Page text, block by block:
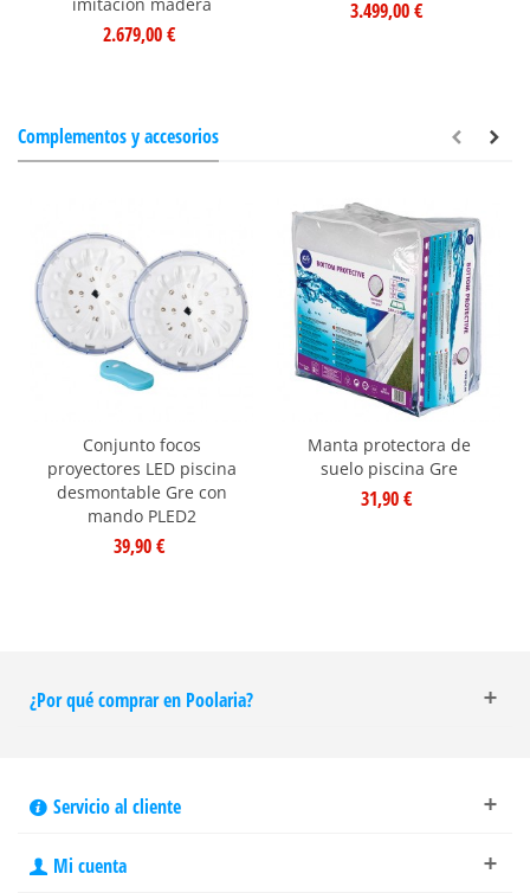
2.679,00 €
3.499,00 €
Complementos y accesorios
Conjunto focos
proyectores LED piscina
desmontable Gre con
mando PLED2
39,90 €
Manta protectora de
suelo piscina Gre
31,90 €
¿Por qué comprar en Poolaria?
Servicio al cliente
Mi cuenta